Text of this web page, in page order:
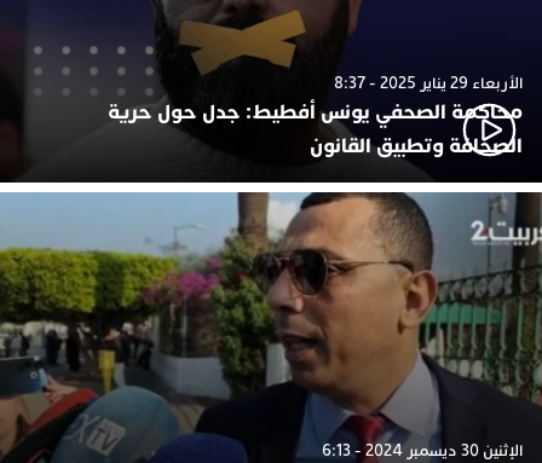
الأربعاء 29 يناير 2025 - 8:37
محاكمة الصحفي يونس أفطيط: جدل حول حرية
الصحافة وتطبيق القانون
الإثنين 30 ديسمبر 2024 - 6:13